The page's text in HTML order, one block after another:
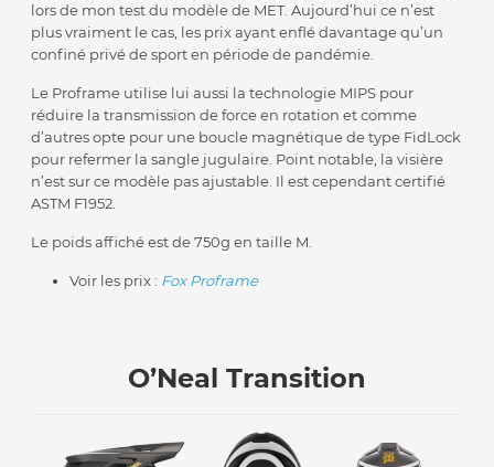
lors de mon test du modèle de MET. Aujourd’hui ce n’est
plus vraiment le cas, les prix ayant enflé davantage qu’un
confiné privé de sport en période de pandémie.
Le Proframe utilise lui aussi la technologie MIPS pour
réduire la transmission de force en rotation et comme
d’autres opte pour une boucle magnétique de type FidLock
pour refermer la sangle jugulaire. Point notable, la visière
n’est sur ce modèle pas ajustable. Il est cependant certifié
ASTM F1952.
Le poids affiché est de 750g en taille M.
Voir les prix : Fox Proframe
O’Neal Transition